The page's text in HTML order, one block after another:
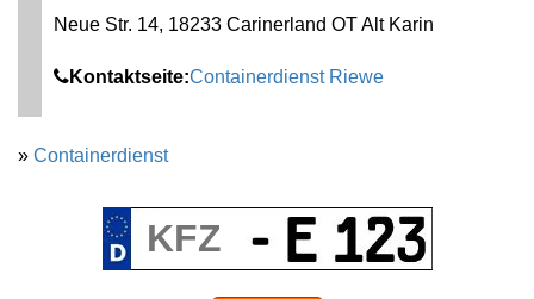
Neue Str. 14, 18233 Carinerland OT Alt Karin
Kontaktseite:Containerdienst Riewe
» Containerdienst